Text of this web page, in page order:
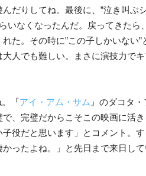
だりしてね。最後に、”泣き叫ぶ
いなくなったんだ。戻ってきたら、
た。その時に”この子しかいない”
人でも難しい。まさに演技力でキ
『アイ・アム・サム 』のダコタ・
、完璧だからこそこの映画に活き
役だと思います」とコメント。す
ったよね。」と先日まで来日して